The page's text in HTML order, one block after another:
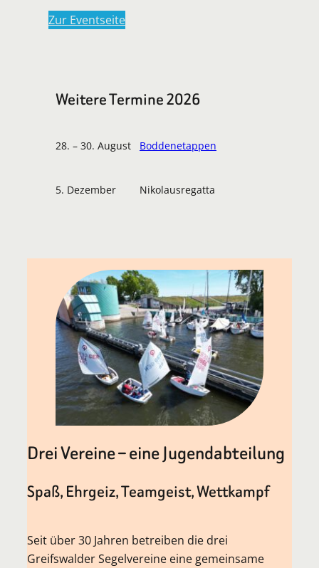
Zur Eventseite
Weitere Termine 2026
28. – 30. August Boddenetappen
5. Dezember Nikolausregatta
Drei Vereine – eine Jugendabteilung
Spaß, Ehrgeiz, Teamgeist, Wettkampf
Seit über 30 Jahren betreiben die drei
Greifswalder Segelvereine eine gemeinsame